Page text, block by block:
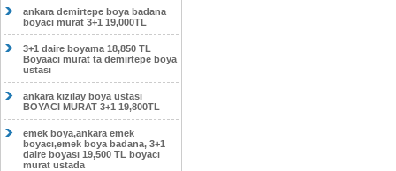
ankara demirtepe boya badana
boyacı murat 3+1 19,000TL
3+1 daire boyama 18,850 TL
Boyaacı murat ta demirtepe boya
ustası
ankara kızılay boya ustası
BOYACI MURAT 3+1 19,800TL
emek boya,ankara emek
boyacı,emek boya badana, 3+1
daire boyası 19,500 TL boyacı
murat ustada